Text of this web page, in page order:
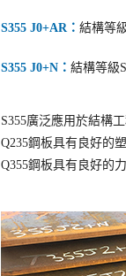
S355 J0+AR： 結構等
S355 J0+N： 結構等級
S355廣泛應用於結構
Q235鋼板具有良好的
Q355鋼板具有良好的